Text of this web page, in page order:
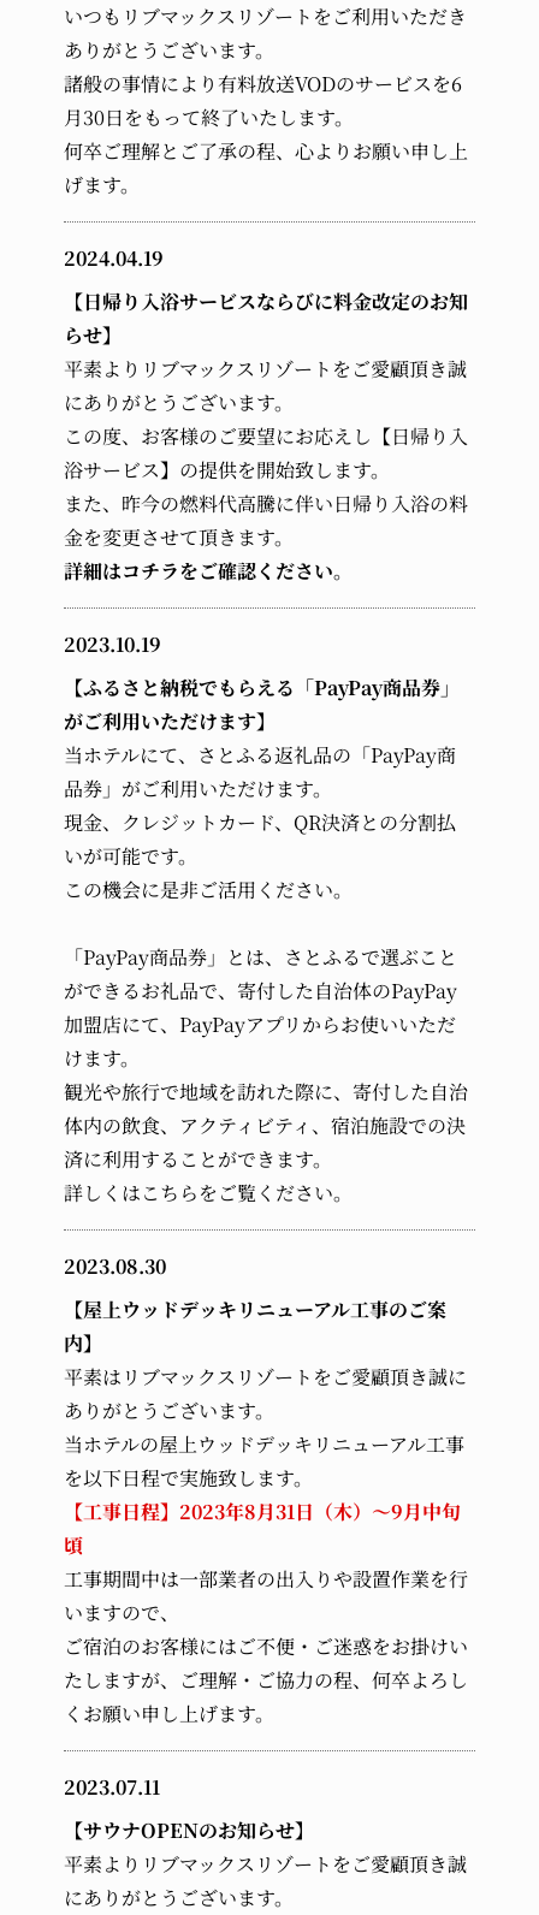
いつもリブマックスリゾートをご利用いただき
ありがとうございます。
諸般の事情により有料放送VODのサービスを6
月30日をもって終了いたします。
何卒ご理解とご了承の程、心よりお願い申し上
げます。
2024.04.19
【日帰り入浴サービスならびに料金改定のお知
らせ】
平素よりリブマックスリゾートをご愛顧頂き誠
にありがとうございます。
この度、お客様のご要望にお応えし【日帰り入
浴サービス】の提供を開始致します。
また、昨今の燃料代高騰に伴い日帰り入浴の料
金を変更させて頂きます。
詳細はコチラをご確認ください。
2023.10.19
【ふるさと納税でもらえる「PayPay商品券」
がご利用いただけます】
当ホテルにて、さとふる返礼品の「PayPay商
品券」がご利用いただけます。
現金、クレジットカード、QR決済との分割払
いが可能です。
この機会に是非ご活用ください。
「PayPay商品券」とは、さとふるで選ぶこと
ができるお礼品で、寄付した自治体のPayPay
加盟店にて、PayPayアプリからお使いいただ
けます。
観光や旅行で地域を訪れた際に、寄付した自治
体内の飲食、アクティビティ、宿泊施設での決
済に利用することができます。
詳しくはこちらをご覧ください。
2023.08.30
【屋上ウッドデッキリニューアル工事のご案
内】
平素はリブマックスリゾートをご愛顧頂き誠に
ありがとうございます。
当ホテルの屋上ウッドデッキリニューアル工事
を以下日程で実施致します。
【工事日程】2023年8月31日（木）〜9月中旬
頃
工事期間中は一部業者の出入りや設置作業を行
いますので、
ご宿泊のお客様にはご不便・ご迷惑をお掛けい
たしますが、ご理解・ご協力の程、何卒よろし
くお願い申し上げます。
2023.07.11
【サウナOPENのお知らせ】
平素よりリブマックスリゾートをご愛顧頂き誠
にありがとうございます。